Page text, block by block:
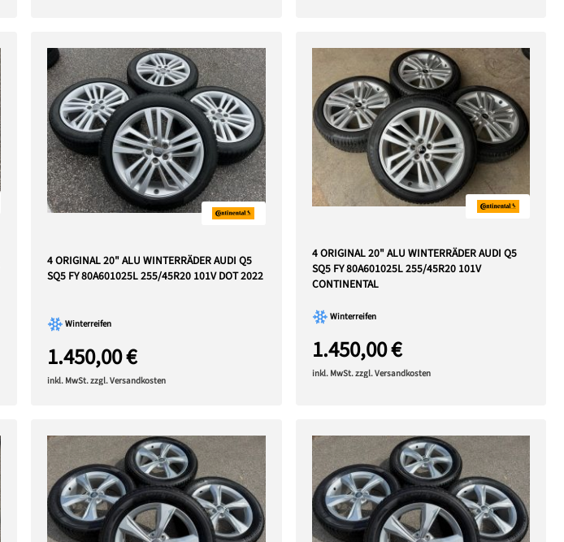
4 ORIGINAL 20" ALU WINTERRÄDER AUDI Q5
SQ5 FY 80A601025L 255/45R20 101V DOT 2022
Winterreifen
1.450,00 €
inkl. MwSt. zzgl. Versandkosten
4 ORIGINAL 20" ALU WINTERRÄDER AUDI Q5
SQ5 FY 80A601025L 255/45R20 101V
CONTINENTAL
Winterreifen
1.450,00 €
inkl. MwSt. zzgl. Versandkosten